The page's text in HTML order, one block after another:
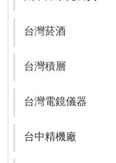
台灣菸酒
台灣積層
台灣電鏡儀器
台中精機廠